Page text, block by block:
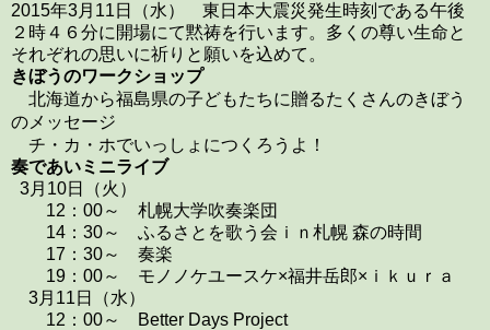
2015年3月11日（水） 東日本大震災発生時刻である午後
２時４６分に開場にて黙祷を行います。多くの尊い生命と
それぞれの思いに祈りと願いを込めて。
きぼうのワークショップ
北海道から福島県の子どもたちに贈るたくさんのきぼう
のメッセージ
チ・カ・ホでいっしょにつくろうよ！
奏であいミニライブ
3月10日（火）
12：00～ 札幌大学吹奏楽団
14：30～ ふるさとを歌う会ｉｎ札幌 森の時間
17：30～ 奏楽
19：00～ モノノケユースケ×福井岳郎×ｉｋｕｒａ
3月11日（水）
12：00～ Better Days Project